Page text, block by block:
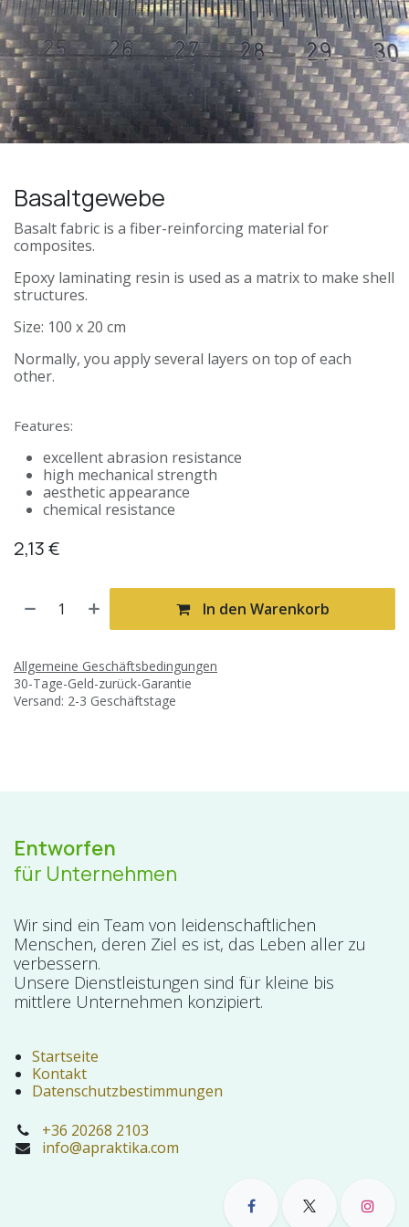
Basaltgewebe
Basalt fabric is a fiber-reinforcing material for
composites.
Epoxy laminating resin is used as a matrix to make shell
structures.
Size: 100 x 20 cm
Normally, you apply several layers on top of each
other.
Features:
excellent abrasion resistance
high mechanical strength
aesthetic appearance
chemical resistance
2,13€
In den Warenkorb
Allgemeine Geschäftsbedingungen
30-Tage-Geld-zurück-Garantie
Versand: 2-3 Geschäftstage
Entworfen
für Unternehmen
Wir sind ein Team von leidenschaftlichen
Menschen, deren Ziel es ist, das Leben aller zu
verbessern.
Unsere Dienstleistungen sind für kleine bis
mittlere Unternehmen konzipiert.
Startseite
Kontakt
Datenschutzbestimmungen
+36 20268 2103
info@apraktika.com